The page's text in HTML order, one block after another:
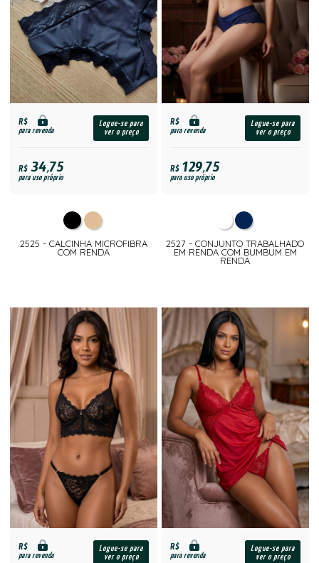
R$
para revenda
Logue-se para
ver o preço
R$34,75
para uso próprio
2525 - CALCINHA MICROFIBRA
COM RENDA
R$
para revenda
Logue-se para
ver o preço
R$129,75
para uso próprio
2527 - CONJUNTO TRABALHADO
EM RENDA COM BUMBUM EM
RENDA
R$
para revenda
Logue-se para
ver o preço
R$
para revenda
Logue-se para
ver o preço